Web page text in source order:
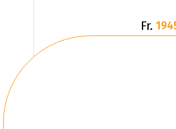
Fr.